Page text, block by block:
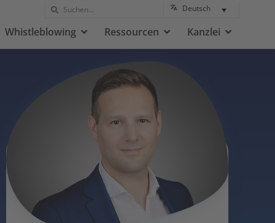
Deutsch
Whistleblowing Ressourcen Kanzlei